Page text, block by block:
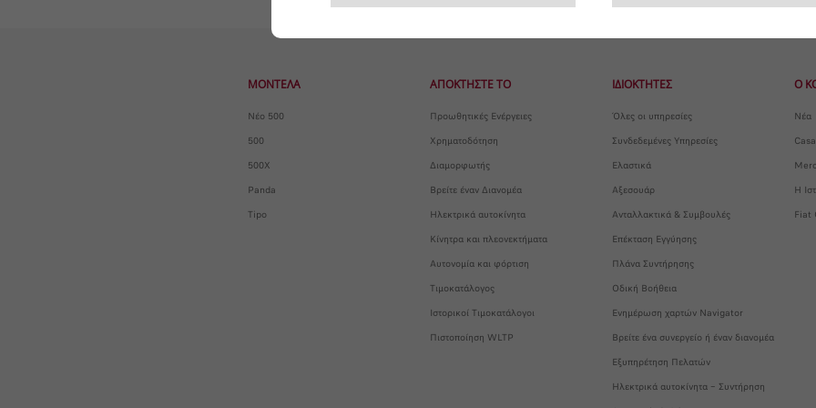
ΜΟΝΤΕΛΑ
Νέο 500
500
500X
Panda
Tipo
ΑΠΟΚΤΗΣΤΕ ΤΟ
Προωθητικές Ενέργειες
Χρηματοδότηση
Διαμορφωτής
Βρείτε έναν Διανομέα
Ηλεκτρικά αυτοκίνητα
Κίνητρα και πλεονεκτήματα
Αυτονομία και φόρτιση
Τιμοκατάλογος
Ιστορικοί Τιμοκατάλογοι
Πιστοποίηση WLTP
ΙΔΙΟΚΤΗΤΕΣ
Όλες οι υπηρεσίες
Συνδεδεμένες Υπηρεσίες
Ελαστικά
Αξεσουάρ
Ανταλλακτικά & Συμβουλές
Επέκταση Εγγύησης
Πλάνα Συντήρησης
Οδική Βοήθεια
Ενημέρωση χαρτών Navigator
Βρείτε ένα συνεργείο ή έναν διανομέα
Εξυπηρέτηση Πελατών
Ηλεκτρικά αυτοκίνητα – Συντήρηση
Ο
Νέα
Η
Fiat